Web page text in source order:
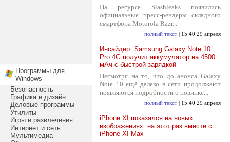
Программы для
Windows
Безопасность
Графика и дизайн
Деловые программы
Утилиты
Игры и развлечения
Интернет и сеть
Мультимедиа
На ресурсе Slashleaks появились
официальные пресс-рендеры складного
смартфона Motorola Razr...
полный текст | 15:40 29 апреля
Инсайдер: Samsung Galaxy Note 10
Pro 4G получит аккумулятор на 4500
мАч с быстрой зарядкой
Несмотря на то, что до анонса Galaxy
Note 10 ещё далеко в сети продолжают
появляются подробности о новинке...
полный текст | 15:40 29 апреля
iPhone XI показался на новых
изображениях: на этот раз вместе с
iPhone XI Max